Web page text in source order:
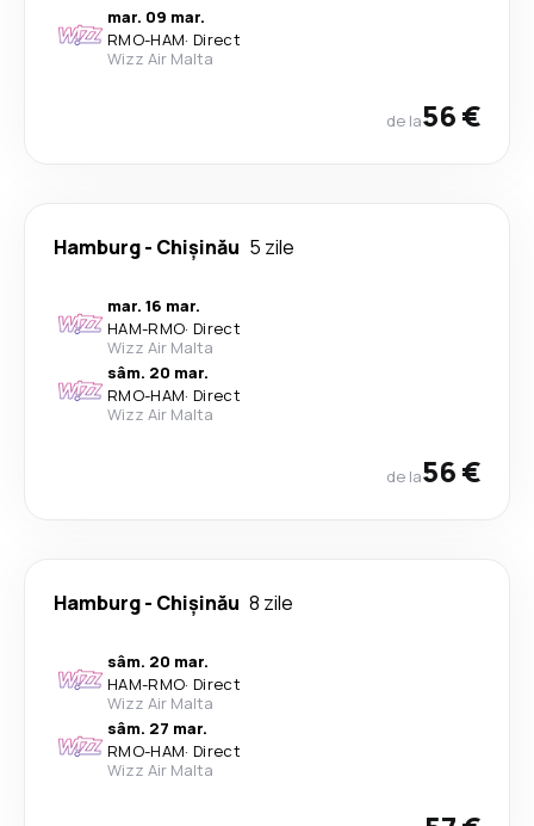
mar. 09 mar.
RMO-HAM· Direct
Wizz Air Malta
de la56 €
Hamburg- Chișinău 5 zile
mar. 16 mar.
HAM-RMO· Direct
Wizz Air Malta
sâm. 20 mar.
RMO-HAM· Direct
Wizz Air Malta
de la56 €
Hamburg- Chișinău 8 zile
sâm. 20 mar.
HAM-RMO· Direct
Wizz Air Malta
sâm. 27 mar.
RMO-HAM· Direct
Wizz Air Malta